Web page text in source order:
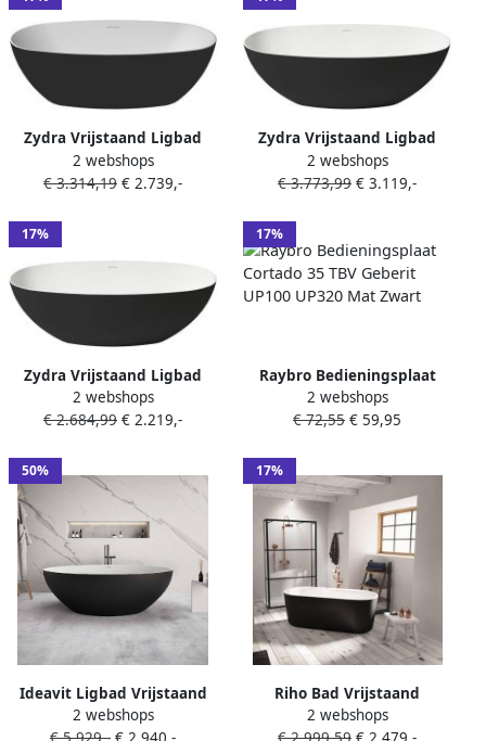
Zydra Vrijstaand Ligbad
Como 170x80 cm MT Negro
2 webshops
€ 3.314,19 € 2.739,-
Zydra Vrijstaand Ligbad
Lago 150x72 cm Negro
2 webshops
€ 3.773,99 € 3.119,-
17%
Zydra Vrijstaand Ligbad
Lago 75x170 cm Negro
2 webshops
€ 2.684,99 € 2.219,-
17%
Raybro Bedieningsplaat
Cortado 35 TBV Geberit
UP100 UP320 Mat Zwart
2 webshops
€ 72,55 € 59,95
50%
Ideavit Ligbad Vrijstaand
Solidellipse 180x88x55 cm
2 webshops
17%
Riho Bad Vrijstaand
Modesty 170x76 cm Acryl
2 webshops